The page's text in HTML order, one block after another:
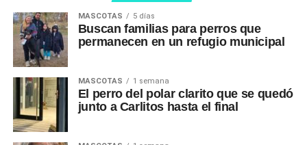
MASCOTAS 5 días
Buscan familias para perros que
permanecen en un refugio municipal
MASCOTAS 1 semana
El perro del polar clarito que se quedó
junto a Carlitos hasta el final